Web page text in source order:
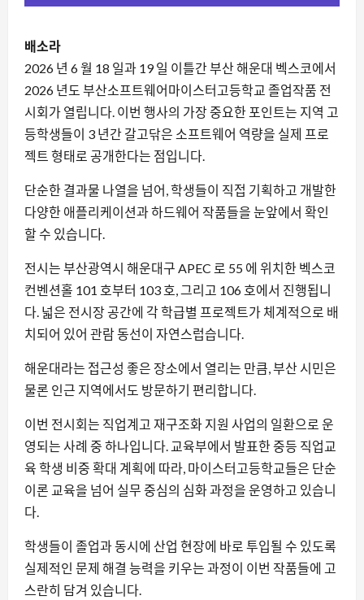
배소라
2026 년 6 월 18 일과 19 일 이틀간 부산 해운대 벡스코에서
2026 년도 부산소프트웨어마이스터고등학교 졸업작품 전
시회가 열립니다. 이번 행사의 가장 중요한 포인트는 지역 고
등학생들이 3 년간 갈고닦은 소프트웨어 역량을 실제 프로
젝트 형태로 공개한다는 점입니다.
단순한 결과물 나열을 넘어, 학생들이 직접 기획하고 개발한
다양한 애플리케이션과 하드웨어 작품들을 눈앞에서 확인
할 수 있습니다.
전시는 부산광역시 해운대구 APEC 로 55 에 위치한 벡스코
컨벤션홀 101 호부터 103 호, 그리고 106 호에서 진행됩니
다. 넓은 전시장 공간에 각 학급별 프로젝트가 체계적으로 배
치되어 있어 관람 동선이 자연스럽습니다.
해운대라는 접근성 좋은 장소에서 열리는 만큼, 부산 시민은
물론 인근 지역에서도 방문하기 편리합니다.
이번 전시회는 직업계고 재구조화 지원 사업의 일환으로 운
영되는 사례 중 하나입니다. 교육부에서 발표한 중등 직업교
육 학생 비중 확대 계획에 따라, 마이스터고등학교들은 단순
이론 교육을 넘어 실무 중심의 심화 과정을 운영하고 있습니
다.
학생들이 졸업과 동시에 산업 현장에 바로 투입될 수 있도록
실제적인 문제 해결 능력을 키우는 과정이 이번 작품들에 고
스란히 담겨 있습니다.